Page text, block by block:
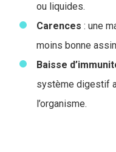
ou liquides.
Carences : une
moins bonne
Baisse
système digestif
l’organisme.